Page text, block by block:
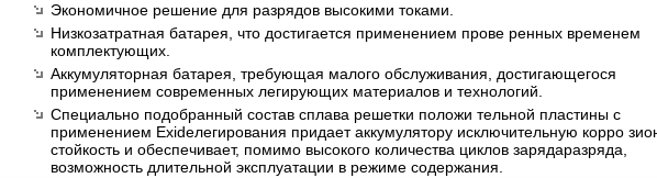
Экономичное решение для разрядов высокими токами.
Низкозатратная батарея, что достигается применением прове ренных временем
комплектующих.
Аккумуляторная батарея, требующая малого обслуживания, достигающегося
применением современных легирующих материалов и технологий.
Специально подобранный состав сплава решетки положи тельной пластины с
применением Exideлегирования придает аккумулятору исключительную корро
стойкость и обеспечивает, помимо высокого количества циклов зарядаразряда,
возможность длительной эксплуатации в режиме содержания.